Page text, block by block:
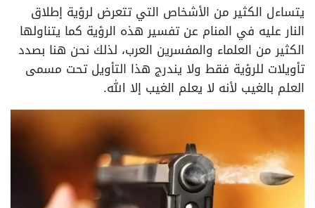
يتساءل الكثير من الأشخاص التي تتعرض لرؤية إطلاق
النار عليه في المنام عن تفسير هذه الرؤية كما يتناولها
الكثير من العلماء والمفسرين العرب، لذلك نحن هنا بصدد
تأويلات للرؤية فقط ولا يندرج هذا التأويل تحت مسمى
العلم بالغيب لأنه لا يعلم الغيب إلا الله.